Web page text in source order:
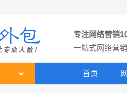
专注网络营销
一站式网络营
首页